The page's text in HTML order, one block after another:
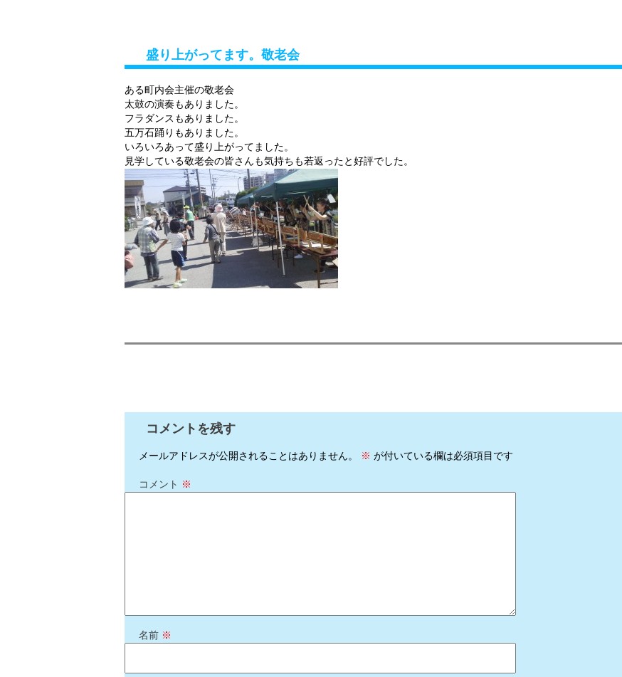
盛り上がってます。敬老会
ある町内会主催の敬老会
太鼓の演奏もありました。
フラダンスもありました。
五万石踊りもありました。
いろいろあって盛り上がってました。
見学している敬老会の皆さんも気持ちも若返ったと好評でした。
コメントを残す
メールアドレスが公開されることはありません。 ※ が付いている欄は必須項目です
コメント ※
名前 ※